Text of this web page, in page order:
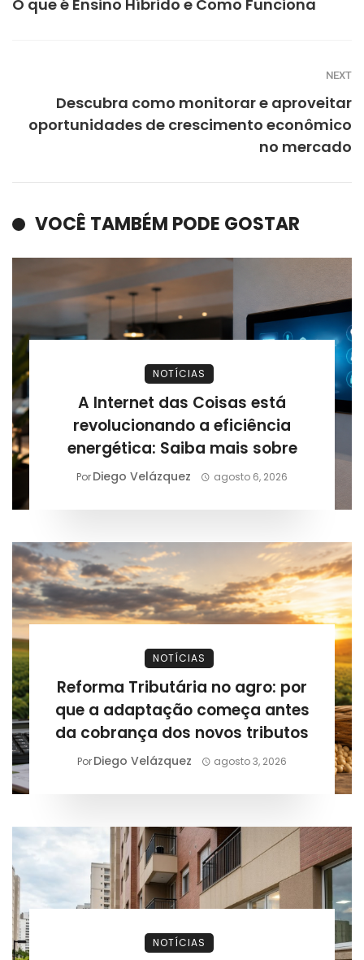
O que é Ensino Híbrido e Como Funciona
NEXT
Descubra como monitorar e aproveitar
oportunidades de crescimento econômico
no mercado
VOCÊ TAMBÉM PODE GOSTAR
NOTÍCIAS
A Internet das Coisas está
revolucionando a eficiência
energética: Saiba mais sobre
PorDiego Velázquez agosto 6, 2026
NOTÍCIAS
Reforma Tributária no agro: por
que a adaptação começa antes
da cobrança dos novos tributos
PorDiego Velázquez agosto 3, 2026
NOTÍCIAS